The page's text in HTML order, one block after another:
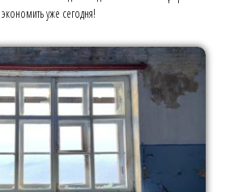
уже сегодня!